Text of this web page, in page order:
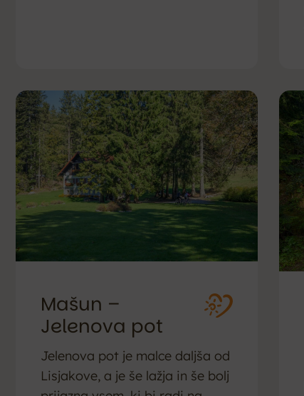
Mašun –
Jelenova pot
Jelenova pot je malce daljša od
Lisjakove, a je še lažja in še bolj